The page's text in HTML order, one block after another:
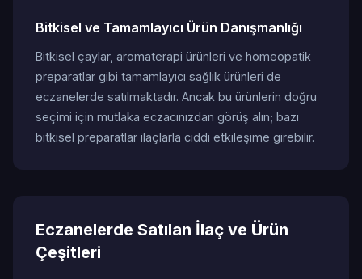
Bitkisel ve Tamamlayıcı Ürün Danışmanlığı
Bitkisel çaylar, aromaterapi ürünleri ve homeopatik
preparatlar gibi tamamlayıcı sağlık ürünleri de
eczanelerde satılmaktadır. Ancak bu ürünlerin doğru
seçimi için mutlaka eczacınızdan görüş alın; bazı
bitkisel preparatlar ilaçlarla ciddi etkileşime girebilir.
Eczanelerde Satılan İlaç ve Ürün
Çeşitleri